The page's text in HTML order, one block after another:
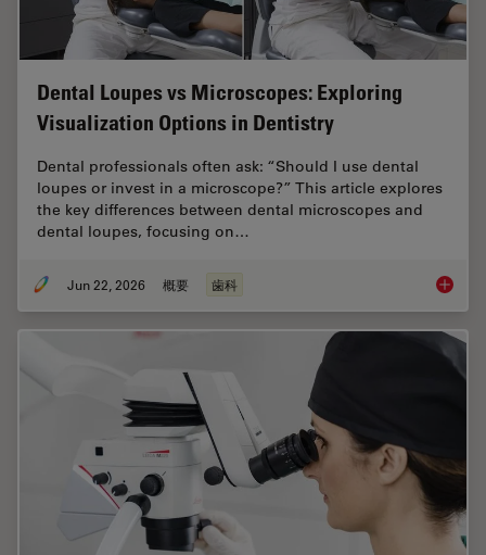
Dental Loupes vs Microscopes: Exploring
Visualization Options in Dentistry
Dental professionals often ask: “Should I use dental
loupes or invest in a microscope?” This article explores
the key differences between dental microscopes and
dental loupes, focusing on…
Jun 22, 2026 概要 歯科 Dental